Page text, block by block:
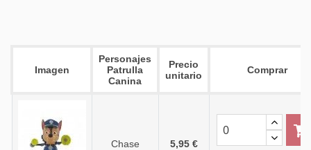
Imagen
Personajes
Patrulla
Canina
Precio
unitario
Comprar
Chase 5,95 €